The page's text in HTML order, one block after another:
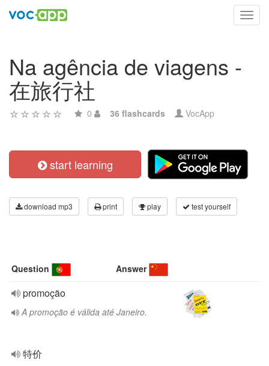
Na agência de viagens -
在旅行社
0 36 flashcards VocApp
start learning
download mp3 print play test yourself
Question Answer
promoção
A promoção é válida até Janeiro.
特价